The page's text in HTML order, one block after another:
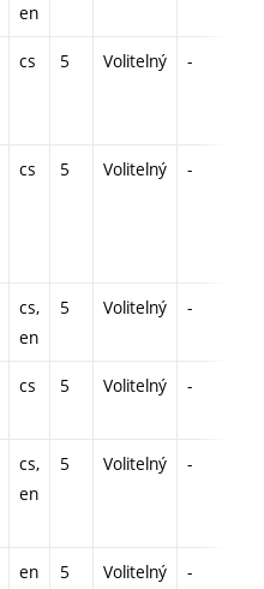
en
cs 5 Volitelný -
cs 5 Volitelný -
cs,
en
5 Volitelný -
cs 5 Volitelný -
cs,
en
5 Volitelný -
en 5 Volitelný -